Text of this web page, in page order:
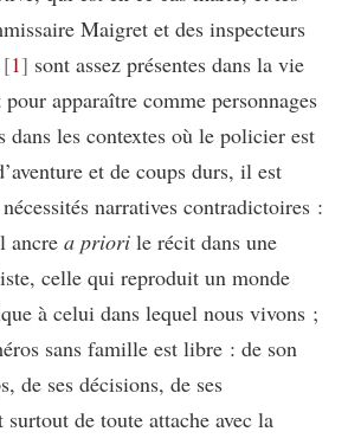
Maigret et des inspecteurs
1
sont assez présentes dans la vie
apparaître comme personnages
dans les contextes où le policier est
et de coups durs, il est
narratives contradictoires :
ancre a priori le récit dans une
celle qui reproduit un monde
à celui dans lequel nous vivons ;
sans famille est libre : de son
de ses décisions, de ses
surtout de toute attache avec la